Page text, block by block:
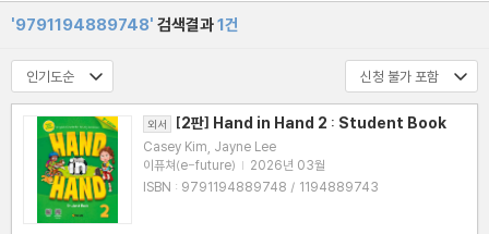
'9791194889748' 검색결과1건
외서 [2판] Hand in Hand 2 : Student Book
Casey Kim, Jayne Lee
이퓨쳐(e-future) | 2026년 03월
ISBN : 9791194889748 / 1194889743